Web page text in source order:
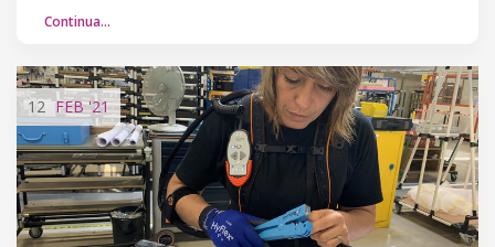
Continua…
12 FEB'21